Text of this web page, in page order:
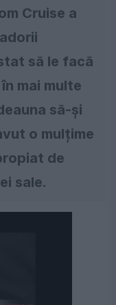
Cruise a
să le facă
mai multe
să-și
o mulțime
de
sale.